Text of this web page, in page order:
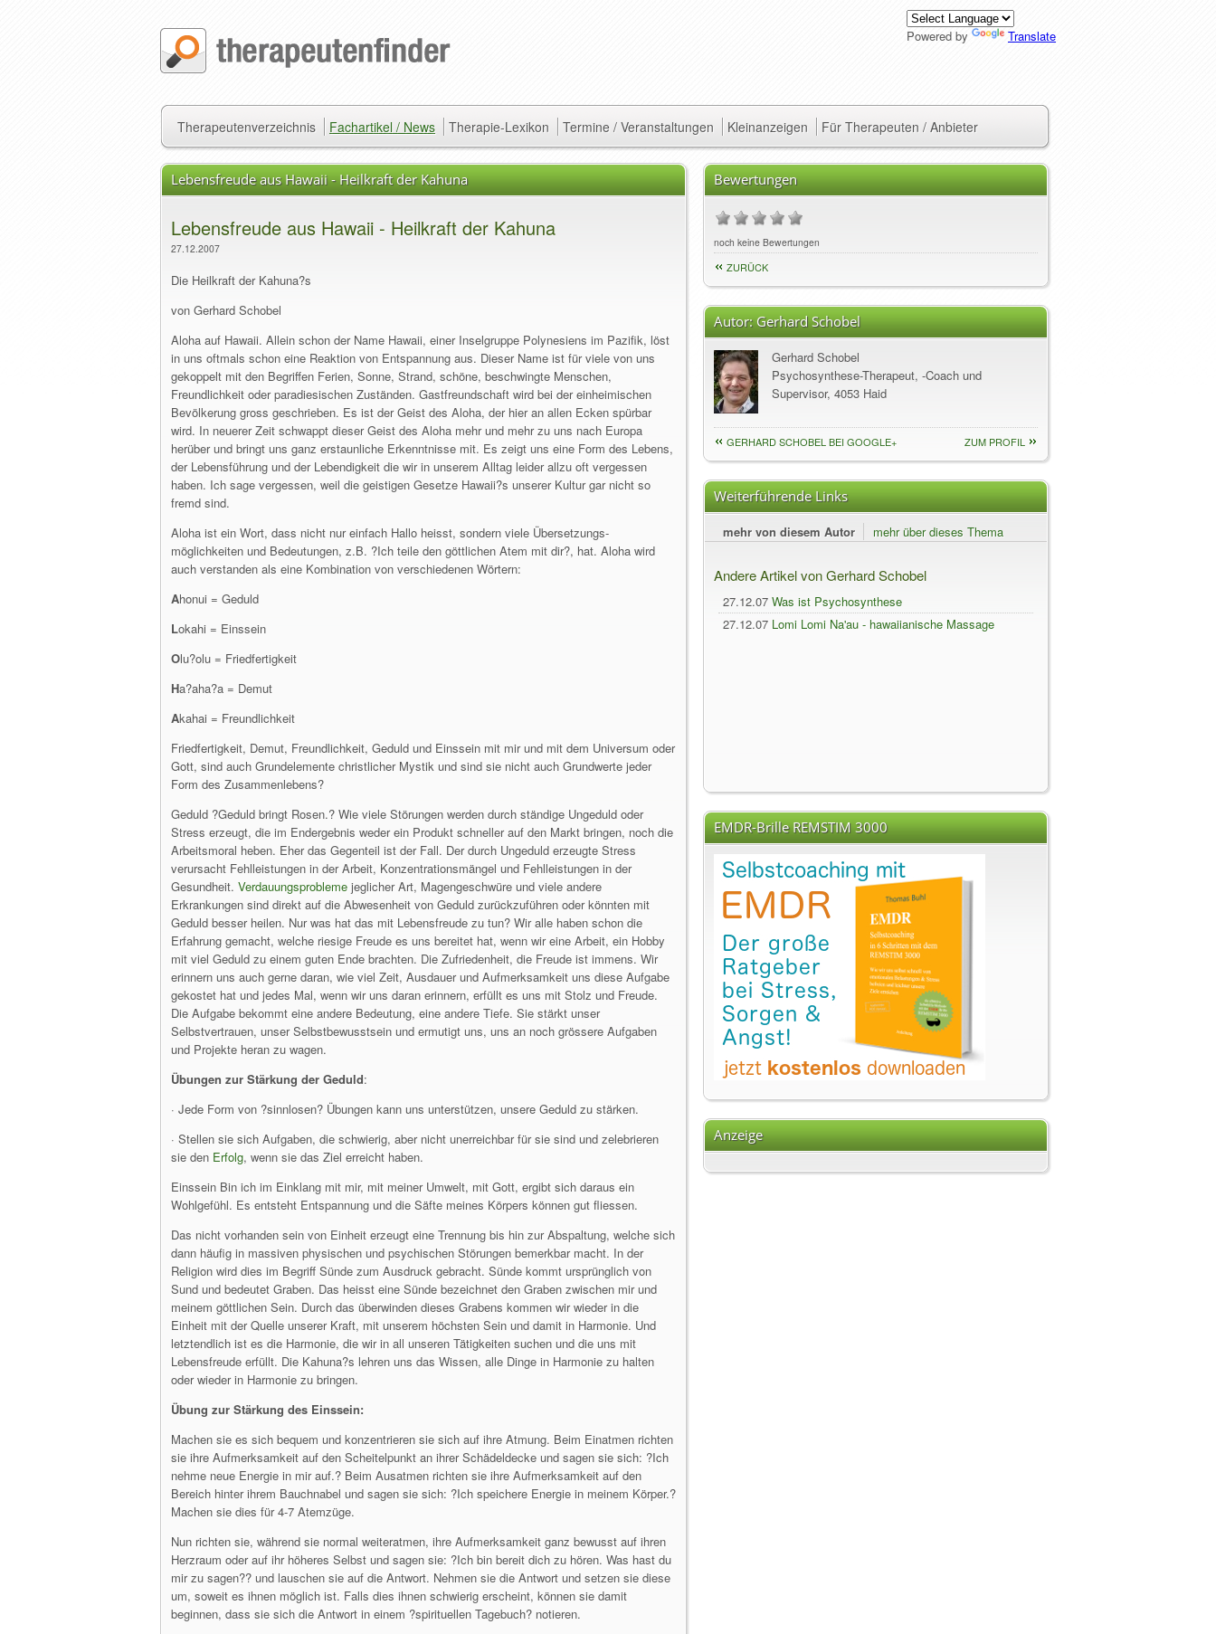
Powered by Translate
Therapeutenverzeichnis Fachartikel / News Therapie-Lexikon Termine / Veranstaltungen Kleinanzeigen Für Therapeuten / Anbieter
Lebensfreude aus Hawaii - Heilkraft der Kahuna
Lebensfreude aus Hawaii - Heilkraft der Kahuna
27.12.2007
Die Heilkraft der Kahuna?s
von Gerhard Schobel
Aloha auf Hawaii. Allein schon der Name Hawaii, einer Inselgruppe Polynesiens im Pazifik, löst
in uns oftmals schon eine Reaktion von Entspannung aus. Dieser Name ist für viele von uns
gekoppelt mit den Begriffen Ferien, Sonne, Strand, schöne, beschwingte Menschen,
Freundlichkeit oder paradiesischen Zuständen. Gastfreundschaft wird bei der einheimischen
Bevölkerung gross geschrieben. Es ist der Geist des Aloha, der hier an allen Ecken spürbar
wird. In neuerer Zeit schwappt dieser Geist des Aloha mehr und mehr zu uns nach Europa
herüber und bringt uns ganz erstaunliche Erkenntnisse mit. Es zeigt uns eine Form des Lebens,
der Lebensführung und der Lebendigkeit die wir in unserem Alltag leider allzu oft vergessen
haben. Ich sage vergessen, weil die geistigen Gesetze Hawaii?s unserer Kultur gar nicht so
fremd sind.
Aloha ist ein Wort, dass nicht nur einfach Hallo heisst, sondern viele Übersetzungs­
möglichkeiten und Bedeutungen, z.B. ?Ich teile den göttlichen Atem mit dir?, hat. Aloha wird
auch verstanden als eine Kombination von verschiedenen Wörtern:
Ahonui = Geduld
Lokahi = Einssein
Olu?olu = Friedfertigkeit
Ha?aha?a = Demut
Akahai = Freundlichkeit
Friedfertigkeit, Demut, Freundlichkeit, Geduld und Einssein mit mir und mit dem Universum oder
Gott, sind auch Grundelemente christlicher Mystik und sind sie nicht auch Grundwerte jeder
Form des Zusammenlebens?
Geduld ?Geduld bringt Rosen.? Wie viele Störungen werden durch ständige Ungeduld oder
Stress erzeugt, die im Endergebnis weder ein Produkt schneller auf den Markt bringen, noch die
Arbeitsmoral heben. Eher das Gegenteil ist der Fall. Der durch Ungeduld erzeugte Stress
verursacht Fehlleistungen in der Arbeit, Konzentrationsmängel und Fehlleistungen in der
Gesundheit. Verdauungsprobleme jeglicher Art, Magengeschwüre und viele andere
Erkrankungen sind direkt auf die Abwesenheit von Geduld zurückzuführen oder könnten mit
Geduld besser heilen. Nur was hat das mit Lebensfreude zu tun? Wir alle haben schon die
Erfahrung gemacht, welche riesige Freude es uns bereitet hat, wenn wir eine Arbeit, ein Hobby
mit viel Geduld zu einem guten Ende brachten. Die Zufriedenheit, die Freude ist immens. Wir
erinnern uns auch gerne daran, wie viel Zeit, Ausdauer und Aufmerksamkeit uns diese Aufgabe
gekostet hat und jedes Mal, wenn wir uns daran erinnern, erfüllt es uns mit Stolz und Freude.
Die Aufgabe bekommt eine andere Bedeutung, eine andere Tiefe. Sie stärkt unser
Selbstvertrauen, unser Selbstbewusstsein und ermutigt uns, uns an noch grössere Aufgaben
und Projekte heran zu wagen.
Übungen zur Stärkung der Geduld:
· Jede Form von ?sinnlosen? Übungen kann uns unterstützen, unsere Geduld zu stärken.
· Stellen sie sich Aufgaben, die schwierig, aber nicht unerreichbar für sie sind und zelebrieren
sie den Erfolg, wenn sie das Ziel erreicht haben.
Einssein Bin ich im Einklang mit mir, mit meiner Umwelt, mit Gott, ergibt sich daraus ein
Wohlgefühl. Es entsteht Entspannung und die Säfte meines Körpers können gut fliessen.
Das nicht vorhanden sein von Einheit erzeugt eine Trennung bis hin zur Abspaltung, welche sich
dann häufig in massiven physischen und psychischen Störungen bemerkbar macht. In der
Religion wird dies im Begriff Sünde zum Ausdruck gebracht. Sünde kommt ursprünglich von
Sund und bedeutet Graben. Das heisst eine Sünde bezeichnet den Graben zwischen mir und
meinem göttlichen Sein. Durch das überwinden dieses Grabens kommen wir wieder in die
Einheit mit der Quelle unserer Kraft, mit unserem höchsten Sein und damit in Harmonie. Und
letztendlich ist es die Harmonie, die wir in all unseren Tätigkeiten suchen und die uns mit
Lebensfreude erfüllt. Die Kahuna?s lehren uns das Wissen, alle Dinge in Harmonie zu halten
oder wieder in Harmonie zu bringen.
Übung zur Stärkung des Einssein:
Machen sie es sich bequem und konzentrieren sie sich auf ihre Atmung. Beim Einatmen richten
sie ihre Aufmerksamkeit auf den Scheitelpunkt an ihrer Schädeldecke und sagen sie sich: ?Ich
nehme neue Energie in mir auf.? Beim Ausatmen richten sie ihre Aufmerksamkeit auf den
Bereich hinter ihrem Bauchnabel und sagen sie sich: ?Ich speichere Energie in meinem Körper.?
Machen sie dies für 4-7 Atemzüge.
Nun richten sie, während sie normal weiteratmen, ihre Aufmerksamkeit ganz bewusst auf ihren
Herzraum oder auf ihr höheres Selbst und sagen sie: ?Ich bin bereit dich zu hören. Was hast du
mir zu sagen?? und lauschen sie auf die Antwort. Nehmen sie die Antwort und setzen sie diese
um, soweit es ihnen möglich ist. Falls dies ihnen schwierig erscheint, können sie damit
beginnen, dass sie sich die Antwort in einem ?spirituellen Tagebuch? notieren.
Bewertungen
noch keine Bewertungen
ZURÜCK
Autor:Gerhard Schobel
Gerhard Schobel
Psychosynthese-Therapeut, -Coach und
Supervisor, 4053 Haid
GERHARD SCHOBEL BEI GOOGLE+ ZUM PROFIL
Weiterführende Links
mehr von diesem Autor mehr über dieses Thema
Andere Artikel von Gerhard Schobel
27.12.07 Was ist Psychosynthese
27.12.07 Lomi Lomi Na'au - hawaiianische Massage
EMDR-Brille REMSTIM 3000
Anzeige